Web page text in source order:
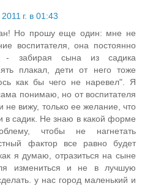
г. в 01:43
Но прошу еще один: мне не
воспитателя, она постоянно
- забирая сына из садика
плакал, дети от него тоже
как бы чего не наревел". Я
понимаю, но от воспитателя
не вижу, только ее желание, что
в садик. Не знаю в какой форме
чтобы не нагнетать
фактор все равно будет
я думаю, отразиться на сыне
измениться и не в лучшую
у нас город маленький и